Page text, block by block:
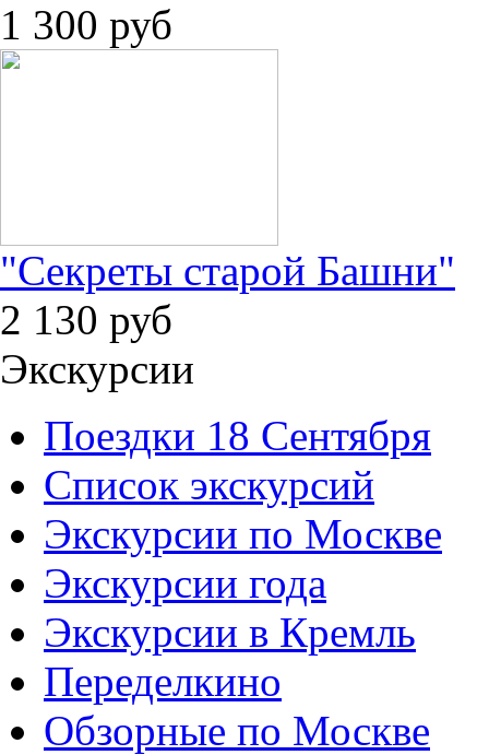
1 300 руб
"Секреты старой Башни"
2 130 руб
Экскурсии
Поездки 18 Сентября
Список экскурсий
Экскурсии по Москве
Экскурсии года
Экскурсии в Кремль
Переделкино
Обзорные по Москве